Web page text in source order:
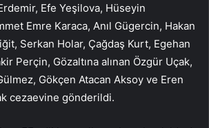
Efe Yeşilova, Hüseyin
Emre Karaca, Anıl Gügercin, Hakan
Serkan Holar, Çağdaş Kurt, Egehan
Perçin, Gözaltına alınan Özgür Uçak,
Gökçen Atacan Aksoy ve Eren
cezaevine gönderildi.